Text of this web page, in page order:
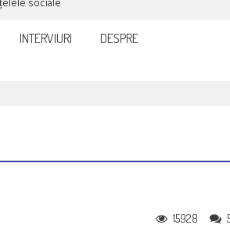
INTERVIURI DESPRE
15928